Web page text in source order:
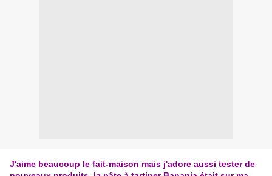
J'aime beaucoup le fait-maison mais j'adore aussi tester de